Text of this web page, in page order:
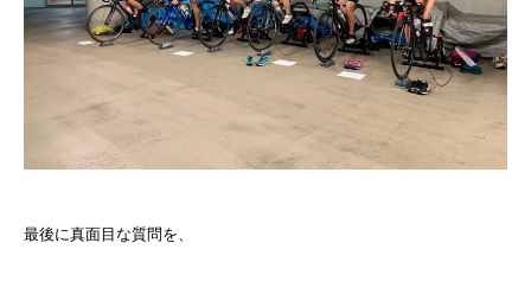
最後に真面目な質問を、